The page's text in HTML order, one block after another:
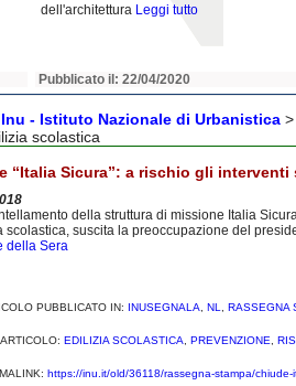
dell'architettura Leggi tutto
Pubblicato il: 22/04/2020
Inu - Istituto Nazionale di Urbanistica >
scolastica
“Italia Sicura”: a rischio gli interventi
della struttura di missione Italia
scolastica, suscita la preoccupazione del
della Sera
PUBBLICATO IN: INUSEGNALA NL RASSEGNA
EDILIZIA SCOLASTICA PREVENZIONE
https://inu.it/old/36118/rassegna-stampa/chiude-